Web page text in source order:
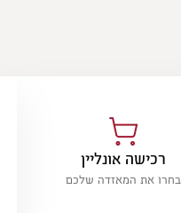
רכישה אונליין
בחרו את המאזדה שלכם